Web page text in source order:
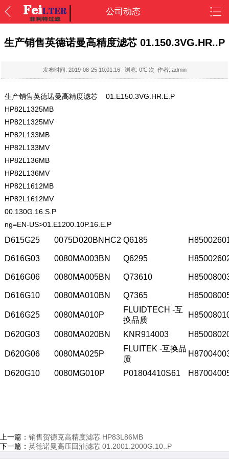
公司动态
生产销售英德诺曼高精度滤芯 01.150.3VG.HR..P
发布时间: 2019-08-25 10:01:16浏览: 0℃ 次 作者: admin
生产销售英德诺曼高精度滤芯 01.E150.3VG.HR.E.P
HP82L1325MB
HP82L1325MV
HP82L133MB
HP82L133MV
HP82L136MB
HP82L136MV
HP82L1612MB
HP82L1612MV
00.130G.16.S.P
ng=EN-US>01.E1200.10P.16.E.P
D615G25 0075D020BNHC2 Q6185
D616G03 0080MA003BN Q6295
D616G06 0080MA005BN Q73610
D616G10 0080MA010BN Q7365
D616G25 0080MA010P
FLUIDTECH -互
换品质
D620G03 0080MA020BN KNR914003
D620G06 0080MA025P
FLUITEK -互换品
质
D620G10 0080MG010P P01804410S61
上一篇： 销售贺德克高精度滤芯 HP83L86MB
下一篇： 英德诺曼高压回油滤芯 01.2001.2000G.10..P